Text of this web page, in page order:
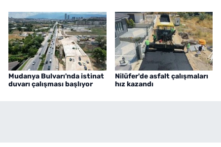
Mudanya Bulvarı'nda istinat
duvarı çalışması başlıyor
Nilüfer'de asfalt çalışmaları
hız kazandı